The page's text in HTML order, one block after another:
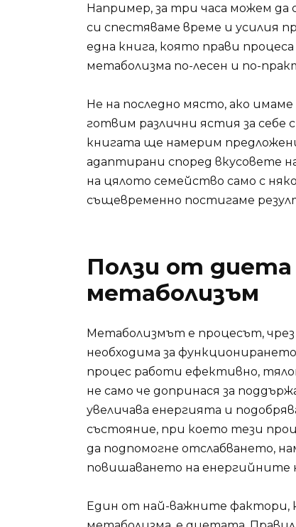
Например, за три часа можем да
си спестяваме време и усилия
една книга, която прави
метаболизма по-лесен и по-
Не на последно място, ако
готвим различни ястия за себе
книгата ще намерим
адаптирани според вкусовете
на цялото семейство само с
същевременно постигаме
Ползи от диета
метаболизъм
Метаболизмът е процесът,
необходима за
процес работи ефективно,
не само че допринася за
увеличава енергията и
състояние, при което тези
да подпомогне отслабването,
повишаването на енергийните
Един от най-важните фактори,